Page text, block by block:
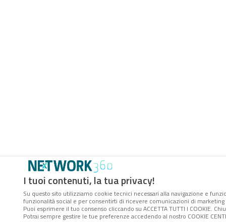
I tuoi contenuti, la tua privacy!
Su questo sito utilizziamo cookie tecnici necessari alla navigazione e
funzionalità social e per consentirti di ricevere comunicazioni di
Puoi esprimere il tuo consenso cliccando su ACCETTA TUTTI I COOKIE.
Potrai sempre gestire le tue preferenze accedendo al nostro COOKIE